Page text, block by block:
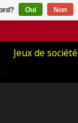
Jeux de société
Oui Non